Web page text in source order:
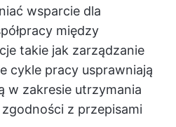
wsparcie dla
między
takie jak zarządzanie
cykle pracy usprawniają
w zakresie utrzymania
z przepisami